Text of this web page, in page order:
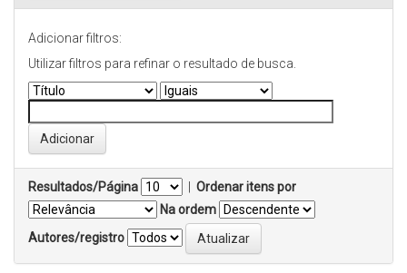
Adicionar filtros:
Utilizar filtros para refinar o resultado de busca.
Resultados/Página
Ordenar itens por
Na ordem
Autores/registro